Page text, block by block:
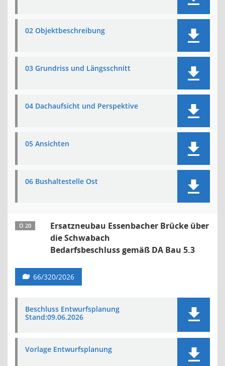
02 Objektbeschreibung
03 Grundriss und Längsschnitt
04 Dachaufsicht und Perspektive
05 Ansichten
06 Bushaltestelle Ost
Ö 20
Ersatzneubau Essenbacher Brücke über
die Schwabach
Bedarfsbeschluss gemäß DA Bau 5.3
66/320/2026
Beschluss Entwurfsplanung
Stand:09.06.2026
Vorlage Entwurfsplanung